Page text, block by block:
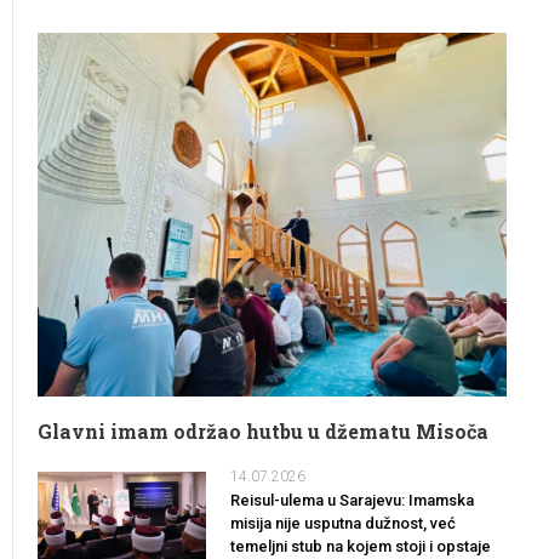
Glavni imam održao hutbu u džematu Misoča
14.07.2026
Reisul-ulema u Sarajevu: Imamska
misija nije usputna dužnost, već
temeljni stub na kojem stoji i opstaje